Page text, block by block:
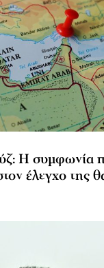
Η συμφωνία
έλεγχο της